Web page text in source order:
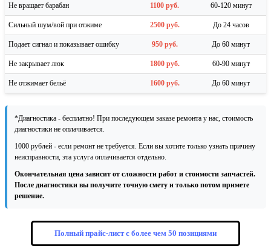
Не вращает барабан 1100 руб. 60-120 минут
Сильный шум/вой при отжиме 2500 руб. До 24 часов
Подает сигнал и показывает ошибку 950 руб. До 60 минут
Не закрывает люк 1800 руб. 60-90 минут
Не отжимает бельё 1600 руб. До 60 минут
*Диагностика - бесплатно! При последующем заказе ремонта у нас, стоимость
диагностики не оплачивается.
1000 рублей - если ремонт не требуется. Если вы хотите только узнать причину
неисправности, эта услуга оплачивается отдельно.
Окончательная цена зависит от сложности работ и стоимости запчастей.
После диагностики вы получите точную смету и только потом примете
решение.
Полный прайс-лист с более чем 50 позициями